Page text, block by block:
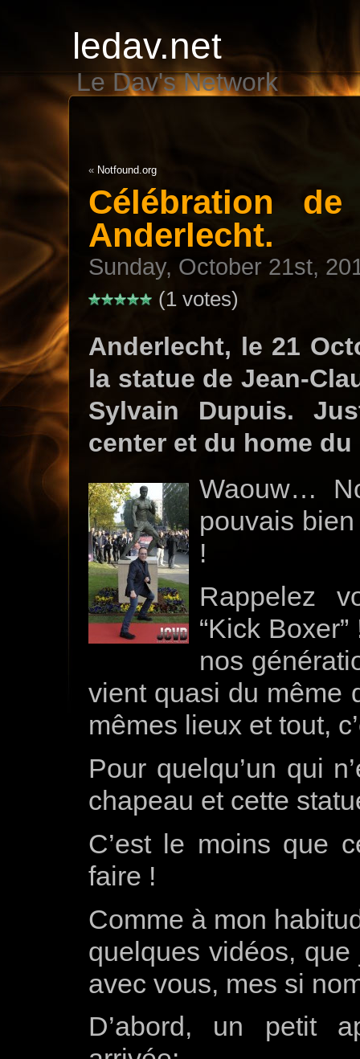
ledav.net
Le Dav's Network
« Notfound.org
Célébration
Anderlecht.
Sunday, October 21st,
(1 votes)
Anderlecht, le 21
la statue de Jean-
Sylvain Dupuis.
center et du home
Waouw…
pouvais
!
Rappelez
“Kick
nos
vient quasi du même
mêmes lieux et tout,
Pour quelqu’un qui
chapeau et cette
C’est le moins que
faire !
Comme à mon
quelques vidéos,
avec vous, mes si
D’abord, un petit